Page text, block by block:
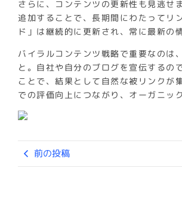
さらに、コンテンツの更新性も見逃せ
追加することで、長期間にわたってリ
ド」は継続的に更新され、常に最新の
バイラルコンテンツ戦略で重要なのは
と。自社や自分のブログを宣伝するの
ことで、結果として自然な被リンクが
での評価向上につながり、オーガニッ
前の投稿